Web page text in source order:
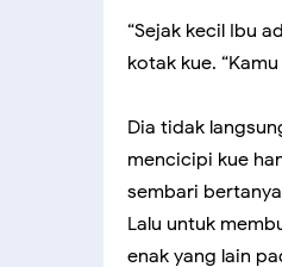
“Sejak kecil Ibu
kotak kue.
Dia tidak
mencicipi kue
sembari
Lalu untuk
enak yang lain